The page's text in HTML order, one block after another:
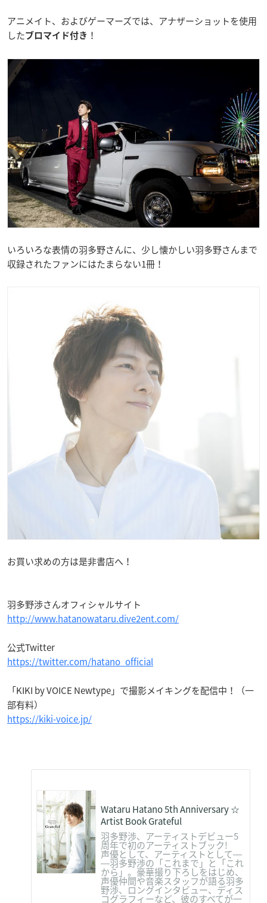
アニメイト、およびゲーマーズでは、アナザーショットを使用
したブロマイド付き ！
いろいろな表情の羽多野さんに、少し懐かしい羽多野さんまで
収録されたファンにはたまらない1冊！
お買い求めの方は是非書店へ！
羽多野渉さんオフィシャルサイト
http://www.hatanowataru.dive2ent.com/
公式Twitter
https://twitter.com/hatano_official
「KIKI by VOICE Newtype」で撮影メイキングを配信中！（一
部有料）
https://kiki-voice.jp/
Wataru Hatano 5th Anniversary ☆
Artist Book Grateful
羽多野渉、アーティストデビュー5
周年で初のアーティストブック!
声優として、アーティストとして―
―羽多野渉の「これまで」と「これ
から」。豪華撮り下ろしをはじめ、
声優仲間や音楽スタッフが語る羽多
野渉、ロングインタビュー、ディス
コグラフィーなど、彼のすべてが一